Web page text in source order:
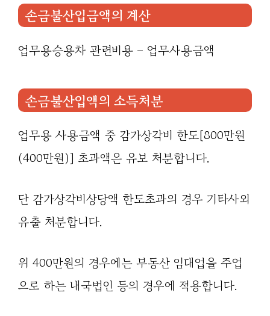
손금불산입금액의 계산
업무용승용차 관련비용 – 업무사용금액
손금불산입액의 소득처분
업무용 사용금액 중 감가상각비 한도[800만원
(400만원)] 초과액은 유보 처분합니다.
단 감가상각비상당액 한도초과의 경우 기타사외
유출 처분합니다.
위 400만원의 경우에는 부동산 임대업을 주업
으로 하는 내국법인 등의 경우에 적용합니다.